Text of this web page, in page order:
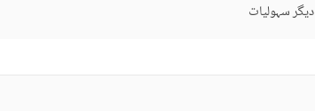
دیگر سہولیات